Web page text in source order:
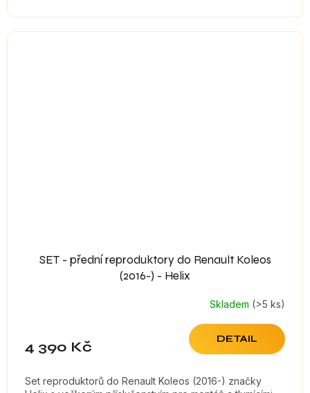
SET - přední reproduktory do Renault Koleos
(2016-) - Helix
Skladem (>5 ks)
4 390 Kč DETAIL
Set reproduktorů do Renault Koleos (2016-) značky